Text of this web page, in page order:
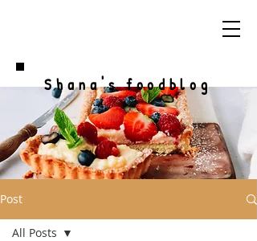
Shana's foodblog
Post
All Posts